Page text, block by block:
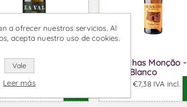
Val Treixadura -
Blanco
€15,89 IVA incl.
Muralhas Monção -
Vino Blanco
Desde €7,38 IVA incl.
a ofrecer nuestros servicios. Al
acepta nuestro uso de cookies.
Vale
Leer más